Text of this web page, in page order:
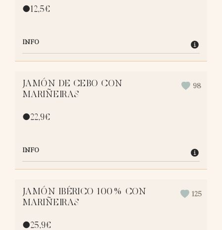
●12,5€
INFO
JAMÓN DE CEBO CON
MARIÑEIRAS
98
●22,9€
INFO
JAMÓN IBÉRICO 100% CON
MARIÑEIRAS
125
●25,9€